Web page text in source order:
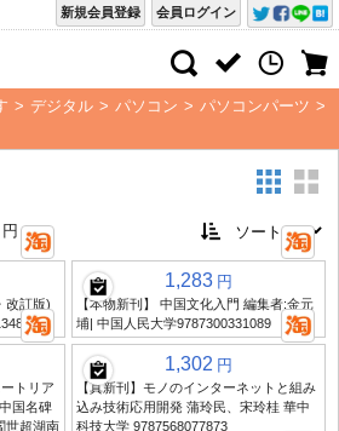
会員ログイン
新規会員登録
> デジタル > パソコン > パソコンパーツ >
円
改訂版)
1,283 円
【本物新刊】 中国文化入門 編集者:金元
埔| 中国人民大学9787300331089
トリア
国名碑
世超湖南
1,302 円
【真新刊】モノのインターネットと組み
込み技術応用開発 蒲玲民、宋玲桂 華中
科技大学 9787568077873